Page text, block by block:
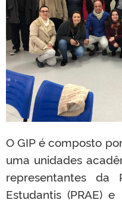
O GIP é composto
uma unidades
representantes da
Estudantis (PRAE)